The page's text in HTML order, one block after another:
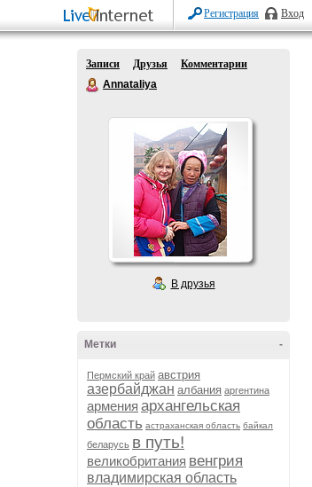
Регистрация Вход
Записи Друзья
Комментарии
Annataliya
В друзья
-
Метки
Пермский край австрия
азербайджан албания аргентина
армения архангельская
область астраханская область байкал
беларусь в путь!
великобритания венгрия
владимирская область